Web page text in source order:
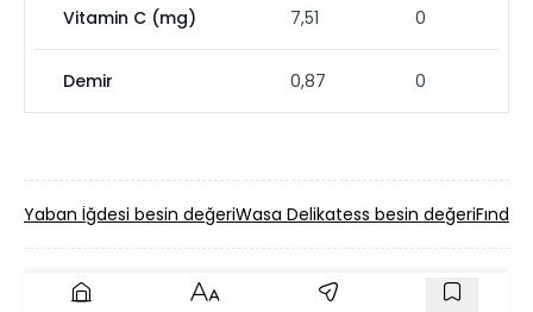
Vitamin C (mg) 7,51 0
Demir 0,87 0
Yaban İğdesi besin değeriWasa Delikatess besin değeri